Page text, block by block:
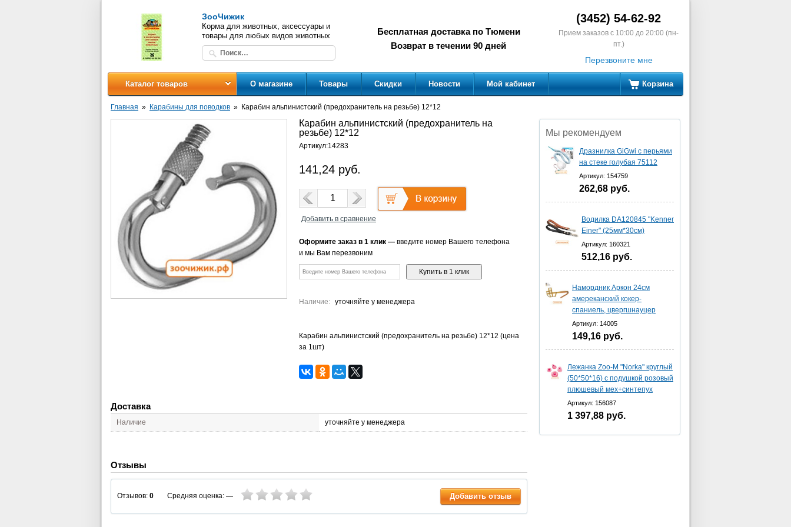
ЗооЧижик
Корма для животных, аксессуары и
товары для любых видов животных
Бесплатная доставка по Тюмени
Возврат в течении 90 дней
(3452) 54-62-92
Прием заказов с 10:00 до 20:00 (пн-
пт.)
Перезвоните мне
Каталог товаров Корзина
О магазине Товары Скидки Новости Мой кабинет
Главная Карабины для поводков Карабин альпинистский (предохранитель на резьбе) 12*12
Карабин альпинистский (предохранитель на
резьбе) 12*12
Артикул:14283
141,24 руб.
Добавить в сравнение
Оформите заказ в 1 клик — введите номер Вашего телефона
и мы Вам перезвоним
Наличие: уточняйте у менеджера
Карабин альпинистский (предохранитель на резьбе) 12*12 (цена
за 1шт)
Доставка
Наличие уточняйте у менеджера
Отзывы
Отзывов: 0 Средняя оценка: — Добавить отзыв
Мы рекомендуем
Дразнилка GiGwi с перьями
на стеке голубая 75112
Артикул: 154759
262,68 руб.
Водилка DA120845 "Kenner
Einer" (25мм*30см)
Артикул: 160321
512,16 руб.
Намордник Аркон 24см
амереканский кокер-
спаниель, цвергшнауцер
Артикул: 14005
149,16 руб.
Лежанка Zoo-M "Norka" круглый
(50*50*16) с подушкой розовый
плюшевый мех+синтепух
Артикул: 156087
1 397,88 руб.